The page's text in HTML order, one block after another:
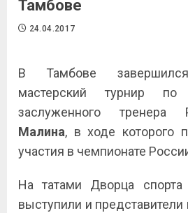
Тамбове
24.04.2017
В Тамбове
мастерский турнир
заслуженного
Малина, в ходе которого
участия в чемпионате
На татами Дворца спорта
выступили и